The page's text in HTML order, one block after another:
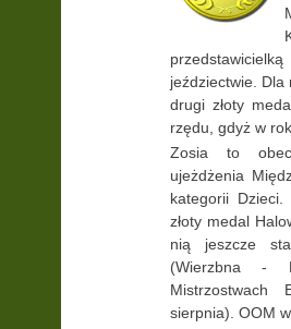
jeździectwie.
drugi złoty
rzędu, gdyż w
Zosia to
ujeżdżenia
kategorii
złoty medal
nią jeszcze
(Wierzbna -
Mistrzostwach
sierpnia). OOM